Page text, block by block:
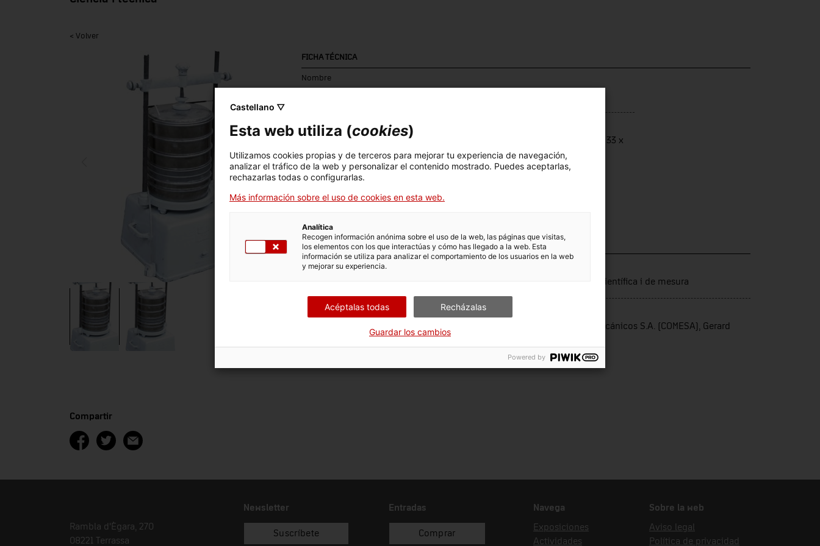
< Volver
FICHA TÉCNICA
Nombre
Número de inventario
Dimensions: 70 x 33 x
30 cm
Técnica
industrial, industrial
DATOS DEL MUSEO
Area temática
Instrumentació científica i de mesura
Fecha de ingreso Forma de ingreso
donació
Componentes Mecánicos S.A. (COMESA), Gerard
Compartir
Rambla d'Ègara, 270
08221 Terrassa
Newsletter
Suscríbete
Entradas
Comprar
Navega
Exposiciones
Actividades
Sobre la web
Aviso legal
Política de privacidad
Castellano ▽
Esta web utiliza (cookies)
Utilizamos cookies propias y de terceros para mejorar tu experiencia de navegación,
analizar el tráfico de la web y personalizar el contenido mostrado. Puedes aceptarlas,
rechazarlas todas o configurarlas.
Más información sobre el uso de cookies en esta web.
Analítica
Recogen información anónima sobre el uso de la web, las páginas que visitas,
los elementos con los que interactúas y cómo has llegado a la web. Esta
información se utiliza para analizar el comportamiento de los usuarios en la web
y mejorar su experiencia.
Acéptalas todas Recházalas
Guardar los cambios
Powered by